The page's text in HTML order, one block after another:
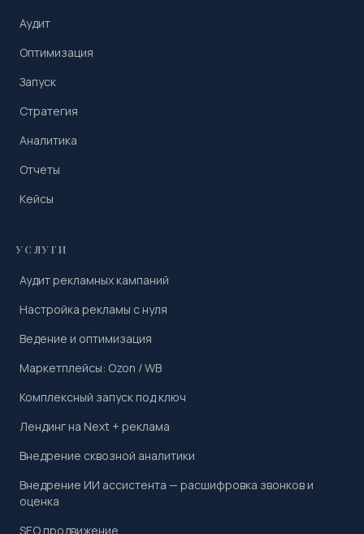
Аудит
Оптимизация
Запуск
Стратегия
Аналитика
Отчеты
Кейсы
УСЛУГИ
Аудит рекламных кампаний
Настройка рекламы с нуля
Ведение и оптимизация
Маркетплейсы: Ozon / WB
Комплексный запуск под ключ
Лендинг на Next + реклама
Внедрение сквозной аналитики
Внедрение ИИ ассистента — расшифровка звонков и
оценка
SEO продвижение